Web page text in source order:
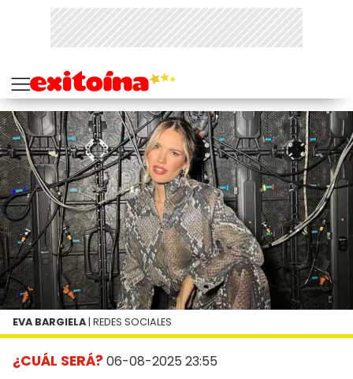
¿CUÁL SERÁ? 06-08-2025 23:55
EVA BARGIELA | REDES SOCIALES